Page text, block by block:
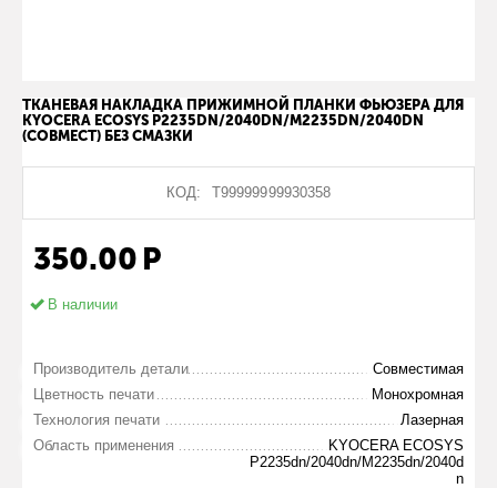
ТКАНЕВАЯ НАКЛАДКА ПРИЖИМНОЙ ПЛАНКИ ФЬЮЗЕРА ДЛЯ
KYOCERA ECOSYS P2235DN/2040DN/M2235DN/2040DN
(СОВМЕСТ) БЕЗ СМАЗКИ
КОД: Т99999999930358
350.00 Р
В наличии
Производитель детали
Совместимая
Цветность печати
Монохромная
Технология печати
Лазерная
Область применения
KYOCERA ECOSYS
P2235dn/2040dn/M2235dn/2040d
n